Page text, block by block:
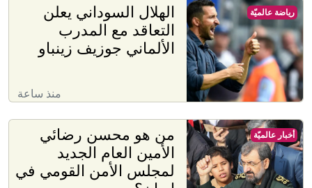
الهلال السوداني يعلن
التعاقد مع المدرب
الألماني جوزيف زينباو
منذ ساعة
رياضة عالميّة
من هو محسن رضائي
الأمين العام الجديد
لمجلس الأمن القومي في
أخبار عالميّة